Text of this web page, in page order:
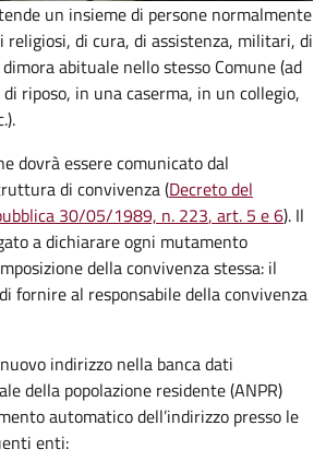
un insieme di persone normalmente
di cura, di assistenza, militari, di
abituale nello stesso Comune (ad
riposo, in una caserma, in un collegio,
dovrà essere comunicato dal
di convivenza (Decreto del
30/05/1989, n. 223, art. 5 e 6). Il
a dichiarare ogni mutamento
della convivenza stessa: il
fornire al responsabile della convivenza
indirizzo nella banca dati
della popolazione residente (ANPR)
automatico dell’indirizzo presso le
enti: